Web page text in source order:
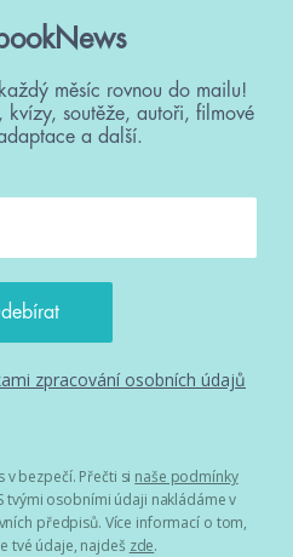
měsíc rovnou do mailu!
kvízy, soutěže, autoři, filmové
a další.
zpracování osobních údajů
v bezpečí. Přečti si naše podmínky
tvými osobními údaji nakládáme v
předpisů. Více informací o tom,
tvé údaje, najdeš zde.